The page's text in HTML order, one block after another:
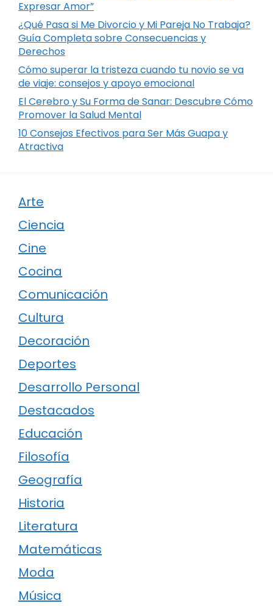
Expresar Amor”
¿Qué Pasa si Me Divorcio y Mi Pareja No Trabaja?
Guía Completa sobre Consecuencias y
Derechos
Cómo superar la tristeza cuando tu novio se va
de viaje: consejos y apoyo emocional
El Cerebro y Su Forma de Sanar: Descubre Cómo
Promover la Salud Mental
10 Consejos Efectivos para Ser Más Guapa y
Atractiva
Arte
Ciencia
Cine
Cocina
Comunicación
Cultura
Decoración
Deportes
Desarrollo Personal
Destacados
Educación
Filosofía
Geografía
Historia
Literatura
Matemáticas
Moda
Música